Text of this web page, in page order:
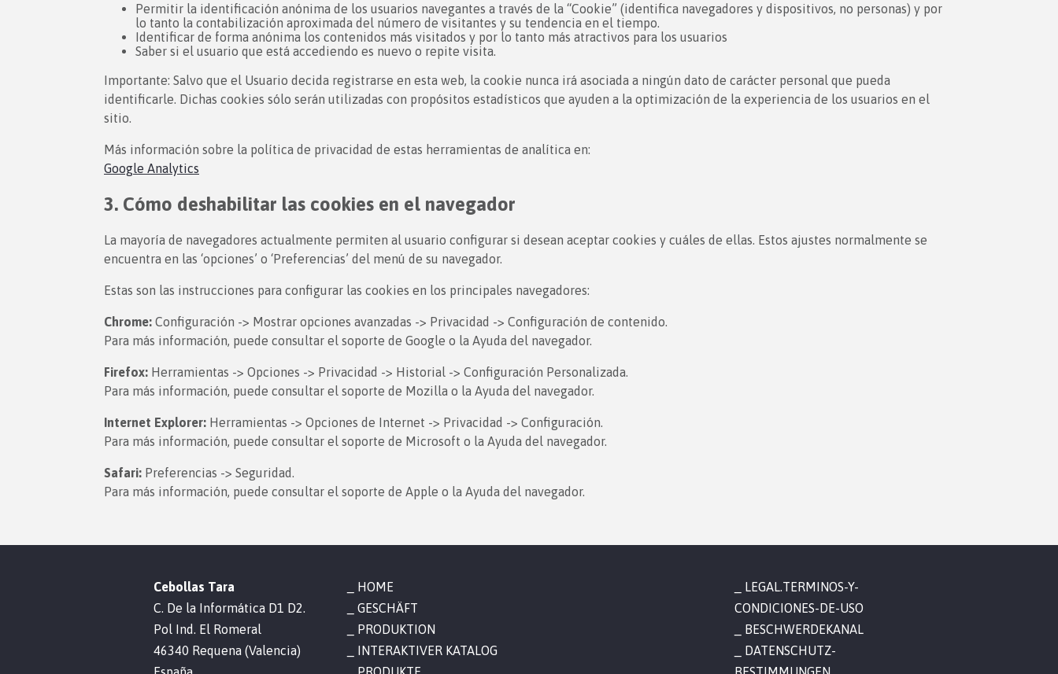
Permitir la identificación anónima de los usuarios navegantes a través de la “Cookie” (identifica navegadores y dispositivos, no personas) y por
lo tanto la contabilización aproximada del número de visitantes y su tendencia en el tiempo.
Identificar de forma anónima los contenidos más visitados y por lo tanto más atractivos para los usuarios
Saber si el usuario que está accediendo es nuevo o repite visita.
Importante: Salvo que el Usuario decida registrarse en esta web, la cookie nunca irá asociada a ningún dato de carácter personal que pueda
identificarle. Dichas cookies sólo serán utilizadas con propósitos estadísticos que ayuden a la optimización de la experiencia de los usuarios en el
sitio.
Más información sobre la política de privacidad de estas herramientas de analítica en:
Google Analytics
3. Cómo deshabilitar las cookies en el navegador
La mayoría de navegadores actualmente permiten al usuario configurar si desean aceptar cookies y cuáles de ellas. Estos ajustes normalmente se
encuentra en las ‘opciones’ o ‘Preferencias’ del menú de su navegador.
Estas son las instrucciones para configurar las cookies en los principales navegadores:
Chrome: Configuración -> Mostrar opciones avanzadas -> Privacidad -> Configuración de contenido.
Para más información, puede consultar el soporte de Google o la Ayuda del navegador.
Firefox: Herramientas -> Opciones -> Privacidad -> Historial -> Configuración Personalizada.
Para más información, puede consultar el soporte de Mozilla o la Ayuda del navegador.
Internet Explorer: Herramientas -> Opciones de Internet -> Privacidad -> Configuración.
Para más información, puede consultar el soporte de Microsoft o la Ayuda del navegador.
Safari: Preferencias -> Seguridad.
Para más información, puede consultar el soporte de Apple o la Ayuda del navegador.
Cebollas Tara
C. De la Informática D1 D2.
Pol Ind. El Romeral
46340 Requena (Valencia)
HOME
GESCHÄFT
PRODUKTION
INTERAKTIVER KATALOG
LEGAL.TERMINOS-Y-
CONDICIONES-DE-USO
BESCHWERDEKANAL
DATENSCHUTZ-